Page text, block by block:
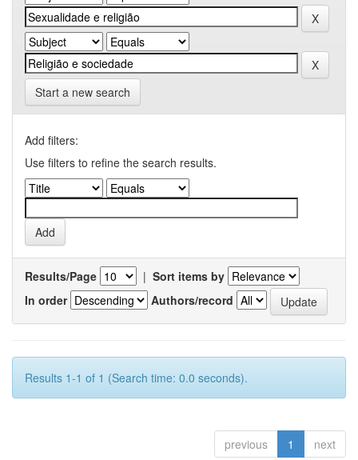
Start a new search
Add filters:
Use filters to refine the search results.
Results/Page | Sort items by
In order
Authors/record
Results 1-1 of 1 (Search time: 0.0 seconds).
previous 1 next